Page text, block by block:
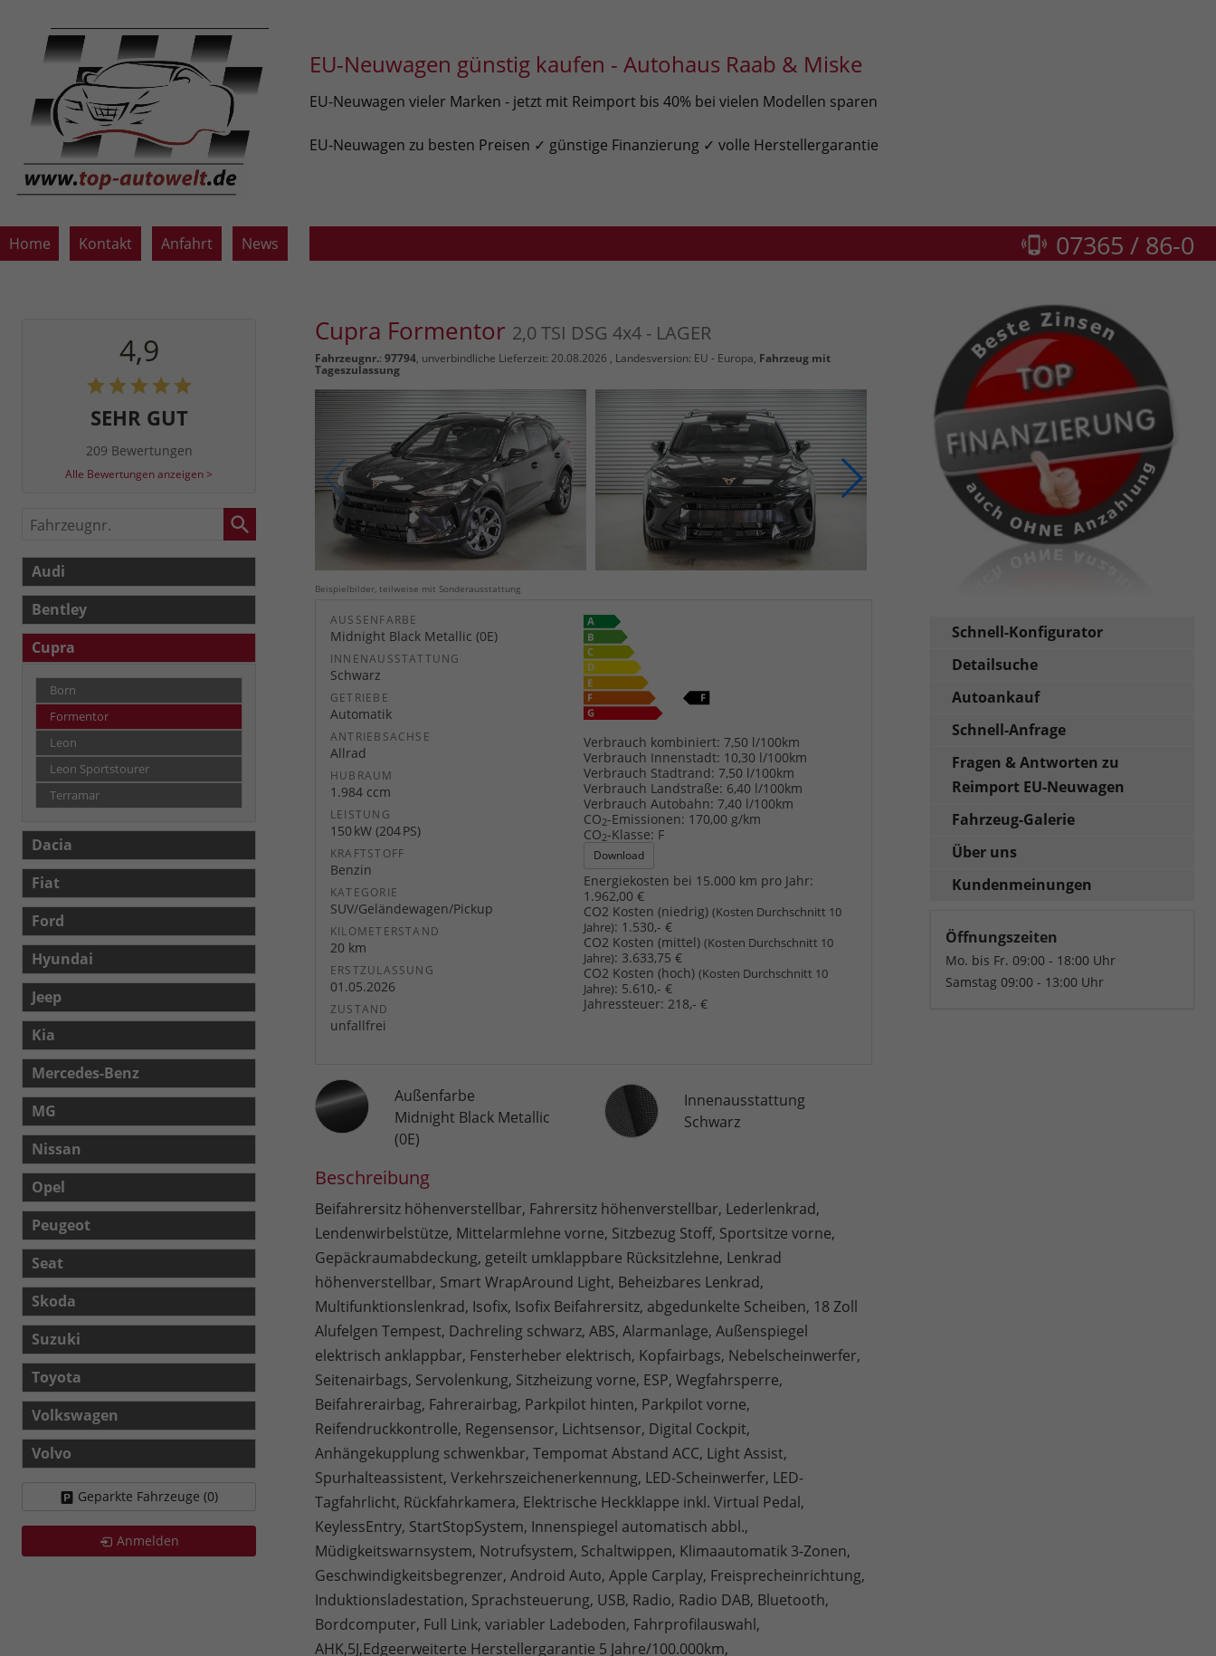
EU-Neuwagen günstig kaufen - Autohaus Raab & Miske
EU-Neuwagen vieler Marken - jetzt mit Reimport bis 40% bei vielen Modellen sparen
EU-Neuwagen zu besten Preisen ✓ günstige Finanzierung ✓ volle Herstellergarantie
Home Kontakt Anfahrt News 07365 / 86-0
Cupra Formentor 2,0 TSI DSG 4x4 - LAGER
Fahrzeugnr.: 97794, unverbindliche Lieferzeit: 20.08.2026 , Landesversion: EU - Europa, Fahrzeug mit
Tageszulassung
Beispielbilder, teilweise mit Sonderausstattung
AUSSENFARBE
Midnight Black Metallic (0E)
INNENAUSSTATTUNG
Schwarz
GETRIEBE
Automatik
ANTRIEBSACHSE
Allrad
HUBRAUM
1.984 ccm
LEISTUNG
150 kW (204 PS)
KRAFTSTOFF
Benzin
KATEGORIE
SUV/Geländewagen/Pickup
KILOMETERSTAND
20 km
ERSTZULASSUNG
01.05.2026
ZUSTAND
unfallfrei
Verbrauch kombiniert: 7,50 l/100km
Verbrauch Innenstadt: 10,30 l/100km
Verbrauch Stadtrand: 7,50 l/100km
Verbrauch Landstraße: 6,40 l/100km
Verbrauch Autobahn: 7,40 l/100km
CO2-Emissionen: 170,00 g/km
CO2-Klasse: F
Download
Energiekosten bei 15.000 km pro Jahr:
1.962,00 €
CO2 Kosten (niedrig)(Kosten Durchschnitt 10
Jahre): 1.530,- €
CO2 Kosten (mittel)(Kosten Durchschnitt 10
Jahre): 3.633,75 €
CO2 Kosten (hoch)(Kosten Durchschnitt 10
Jahre): 5.610,- €
Jahressteuer: 218,- €
Außenfarbe
Midnight Black Metallic
(0E)
InnenausstattungInnenausstattung
Schwarz
Beschreibung
Beifahrersitz höhenverstellbar, Fahrersitz höhenverstellbar, Lederlenkrad,
Lendenwirbelstütze, Mittelarmlehne vorne, Sitzbezug Stoff, Sportsitze vorne,
Gepäckraumabdeckung, geteilt umklappbare Rücksitzlehne, Lenkrad
höhenverstellbar, Smart WrapAround Light, Beheizbares Lenkrad,
Multifunktionslenkrad, Isofix, Isofix Beifahrersitz, abgedunkelte Scheiben, 18 Zoll
Alufelgen Tempest, Dachreling schwarz, ABS, Alarmanlage, Außenspiegel
elektrisch anklappbar, Fensterheber elektrisch, Kopfairbags, Nebelscheinwerfer,
Seitenairbags, Servolenkung, Sitzheizung vorne, ESP, Wegfahrsperre,
Beifahrerairbag, Fahrerairbag, Parkpilot hinten, Parkpilot vorne,
Reifendruckkontrolle, Regensensor, Lichtsensor, Digital Cockpit,
Anhängekupplung schwenkbar, Tempomat Abstand ACC, Light Assist,
Spurhalteassistent, Verkehrszeichenerkennung, LED-Scheinwerfer, LED-
Tagfahrlicht, Rückfahrkamera, Elektrische Heckklappe inkl. Virtual Pedal,
KeylessEntry, StartStopSystem, Innenspiegel automatisch abbl.,
Müdigkeitswarnsystem, Notrufsystem, Schaltwippen, Klimaautomatik 3-Zonen,
Geschwindigkeitsbegrenzer, Android Auto, Apple Carplay, Freisprecheinrichtung,
Induktionsladestation, Sprachsteuerung, USB, Radio, Radio DAB, Bluetooth,
Bordcomputer, Full Link, variabler Ladeboden, Fahrprofilauswahl,
AHK,5J,Edgeerweiterte Herstellergarantie 5 Jahre/100.000km,
4,9
SEHR GUT
209 Bewertungen
Alle Bewertungen anzeigen >
Fahrzeugnr.
Audi
Bentley
Cupra
Born
Formentor
Leon
Leon Sportstourer
Terramar
Dacia
Fiat
Ford
Hyundai
Jeep
Kia
Mercedes-Benz
MG
Nissan
Opel
Peugeot
Seat
Skoda
Suzuki
Toyota
Volkswagen
Volvo
Geparkte Fahrzeuge (0)
Anmelden
Schnell-Konfigurator
Detailsuche
Autoankauf
Schnell-Anfrage
Fragen & Antworten zu
Reimport EU-Neuwagen
Fahrzeug-Galerie
Über uns
Kundenmeinungen
Öffnungszeiten
Mo. bis Fr. 09:00 - 18:00 Uhr
Samstag 09:00 - 13:00 Uhr